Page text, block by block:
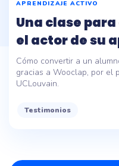
APRENDIZAJE ACTIVO
Una clase
el actor de su
Cómo convertir a un
gracias a Wooclap, por el
UCLouvain.
Testimonios